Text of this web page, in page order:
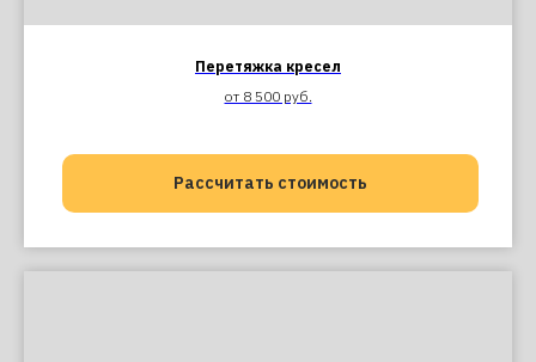
Перетяжка кресел
от 8 500 руб.
Рассчитать стоимость